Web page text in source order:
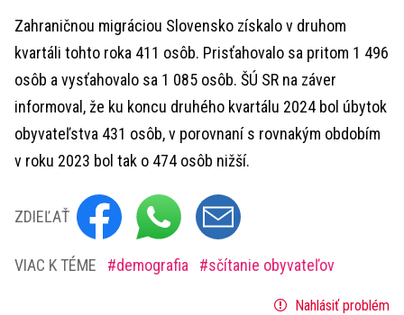
Zahraničnou migráciou Slovensko získalo v druhom
kvartáli tohto roka 411 osôb. Prisťahovalo sa pritom 1 496
osôb a vysťahovalo sa 1 085 osôb. ŠÚ SR na záver
informoval, že ku koncu druhého kvartálu 2024 bol úbytok
obyvateľstva 431 osôb, v porovnaní s rovnakým obdobím
v roku 2023 bol tak o 474 osôb nižší.
ZDIEĽAŤ
VIAC K TÉME demografia sčítanie obyvateľov
Nahlásiť problém